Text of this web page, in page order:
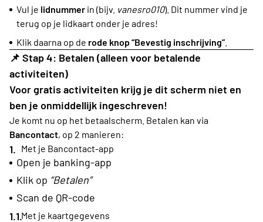
Vul je lidnummer in (bijv. vanesro010). Dit nummer vind je
terug op je lidkaart onder je adres!
Klik daarna op de rode knop “Bevestig inschrijving”
📌 Stap 4: Betalen (alleen voor betalende
activiteiten)
Voor gratis activiteiten krijg je dit scherm niet en
ben je onmiddellijk ingeschreven!
Je komt nu op het betaalscherm. Betalen kan via
Bancontact, op 2 manieren:
Met je Bancontact-app
Open je banking-app
Klik op “Betalen”
Scan de QR-code
Met je kaartgegevens